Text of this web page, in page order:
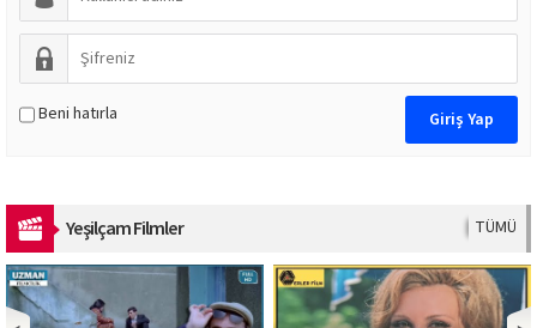
Beni hatırla
Yeşilçam Filmler TÜMÜ